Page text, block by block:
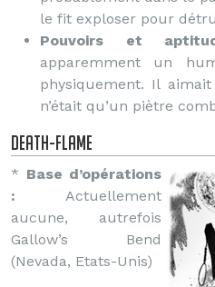
le fit exploser pour
Pouvoirs et
apparemment un
physiquement. Il
n’était qu’un piètre
Death-Flame
* Base d’opérations
: Actuellement
aucune, autrefois
Gallow’s Bend
(Nevada, Etats-Unis)